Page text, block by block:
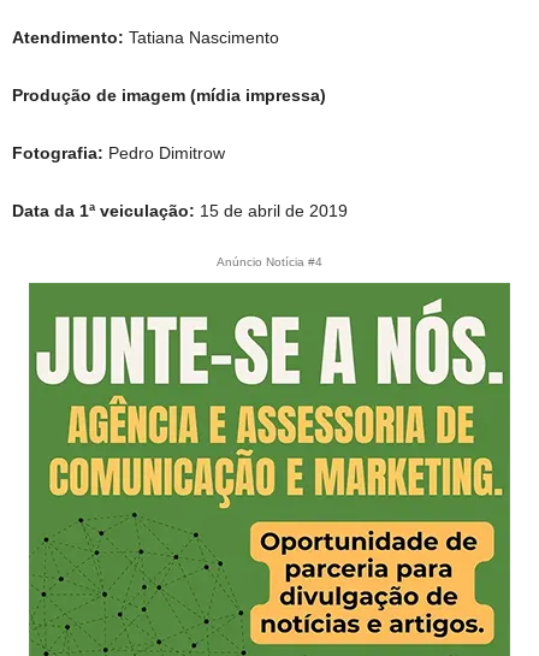
Atendimento: Tatiana Nascimento
Produção de imagem (mídia impressa)
Fotografia: Pedro Dimitrow
Data da 1ª veiculação: 15 de abril de 2019
Anúncio Notícia #4